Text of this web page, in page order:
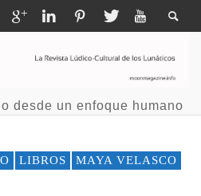
desde un enfoque humano
LIBROS
MAYA VELASCO